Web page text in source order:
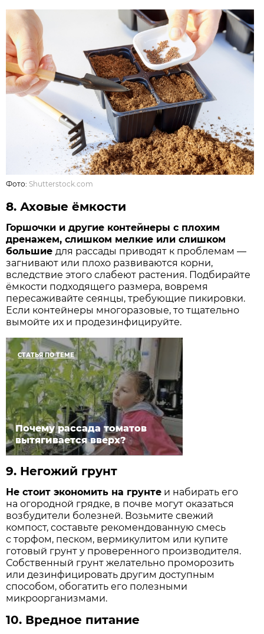
Фото:Shutterstock.com
8.Аховые ёмкости
Горшочки и другие контейнеры с плохим
дренажем, слишком мелкие или слишком
большиедля рассады приводят к проблемам —
загнивают или плохо развиваются корни,
вследствие этого слабеют растения. Подбирайте
ёмкости подходящего размера, вовремя
пересаживайте сеянцы, требующие пикировки.
Если контейнеры многоразовые, то тщательно
вымойте их и продезинфицируйте.
СТАТЬЯ ПО ТЕМЕ
Почему рассада томатов
вытягивается вверх?
9. Негожий грунт
Не стоит экономить на грунте и набирать его
на огородной грядке, в почве могут оказаться
возбудители болезней. Возьмите свежий
компост, составьте рекомендованную смесь
с торфом, песком, вермикулитом или купите
готовый грунт у проверенного производителя.
Собственный грунт желательно проморозить
или дезинфицировать другим доступным
способом, обогатить его полезными
микроорганизмами.
10. Вредное питание